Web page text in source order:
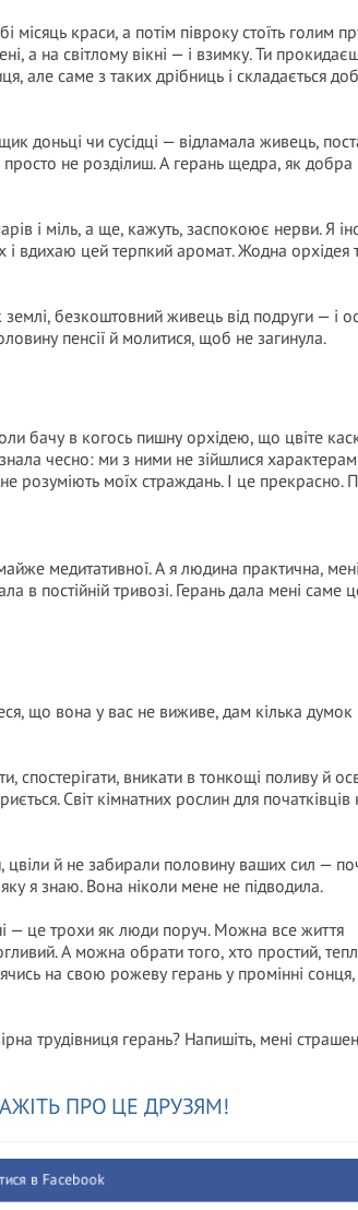
місяць краси, а потім півроку стоїть голим
а на світлому вікні — і взимку. Ти
але саме з таких дрібниць і складається
доньці чи сусідці — відламала живець,
не розділиш. А герань щедра, як добра
і міль, а ще, кажуть, заспокоює нерви. Я
вдихаю цей терпкий аромат. Жодна орхідея
землі, безкоштовний живець від подруги — і
пенсії й молитися, щоб не загинула.
бачу в когось пишну орхідею, що цвіте
чесно: ми з ними не зійшлися
розуміють моїх страждань. І це прекрасно.
медитативної. А я людина практична,
в постійній тривозі. Герань дала мені саме
що вона у вас не виживе, дам кілька думок
спостерігати, вникати в тонкощі поливу й
Світ кімнатних рослин для початківців
й не забирали половину ваших сил —
я знаю. Вона ніколи мене не підводила.
— це трохи як люди поруч. Можна все життя
А можна обрати того, хто простий,
на свою рожеву герань у промінні сонця,
трудівниця герань? Напишіть, мені
ПРО ЦЕ ДРУЗЯМ!
в Facebook